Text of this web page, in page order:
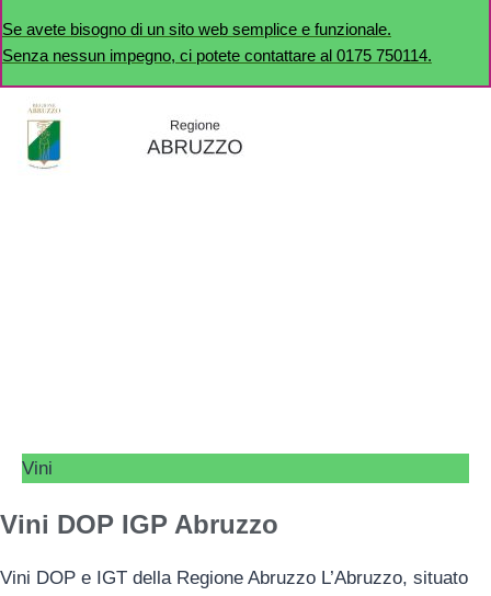
Se avete bisogno di un sito web semplice e funzionale.
Senza nessun impegno, ci potete contattare al 0175 750114.
Vini
Vini DOP IGP Abruzzo
Vini DOP e IGT della Regione Abruzzo L’Abruzzo, situato